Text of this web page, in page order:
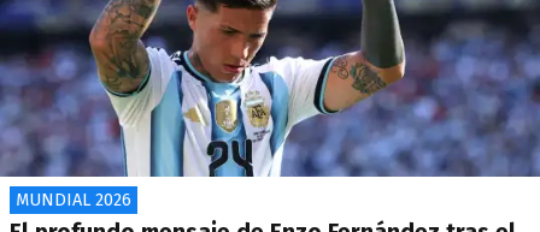
MUNDIAL 2026